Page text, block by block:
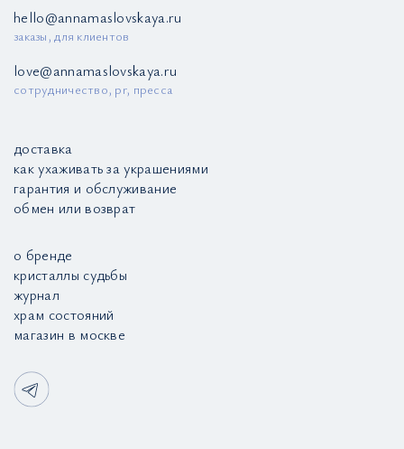
hello@annamaslovskaya.ru
заказы, для клиентов
love@annamaslovskaya.ru
сотрудничество, pr, пресса
доставка
как ухаживать за украшениями
гарантия и обслуживание
обмен или возврат
о бренде
кристаллы судьбы
журнал
храм состояний
магазин в москве